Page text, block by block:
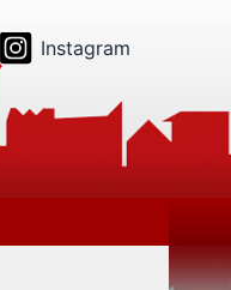
Instagram